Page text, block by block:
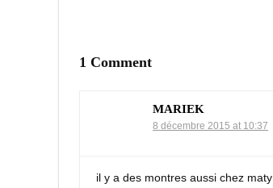
1 Comment
MARIEK
8 décembre 2015 at 10:37
il y a des montres aussi chez maty